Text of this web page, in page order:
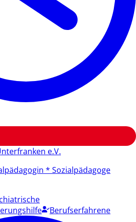
e.V.
* Sozialpädagoge
Berufserfahrene